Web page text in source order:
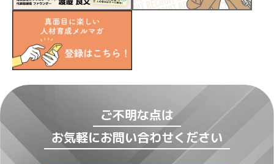
ご不明な点は
お気軽にお問い合わせください